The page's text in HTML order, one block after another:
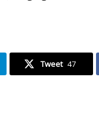
Tweet 47